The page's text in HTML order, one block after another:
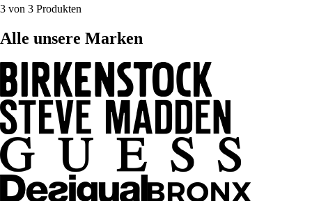
3 von 3 Produkten
Alle unsere Marken